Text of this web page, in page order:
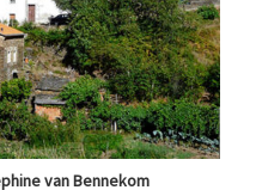
van Bennekom